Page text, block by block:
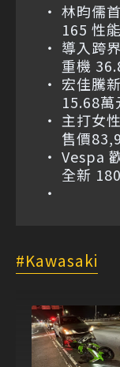
林昀儒
165 性
導入跨
重機
宏佳騰
15.68萬
主打女
售價
Vespa
全新
Kawasaki